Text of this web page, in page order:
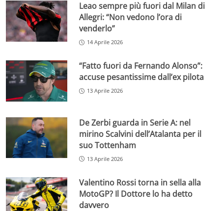
Leao sempre più fuori dal Milan di
Allegri: “Non vedono l’ora di
venderlo”
14 Aprile 2026
“Fatto fuori da Fernando Alonso”:
accuse pesantissime dall’ex pilota
13 Aprile 2026
De Zerbi guarda in Serie A: nel
mirino Scalvini dell’Atalanta per il
suo Tottenham
13 Aprile 2026
Valentino Rossi torna in sella alla
MotoGP? Il Dottore lo ha detto
davvero